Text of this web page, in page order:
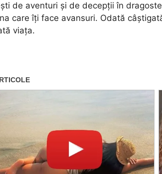
de aventuri și de decepții în
care îți face avansuri. Odată
viața.